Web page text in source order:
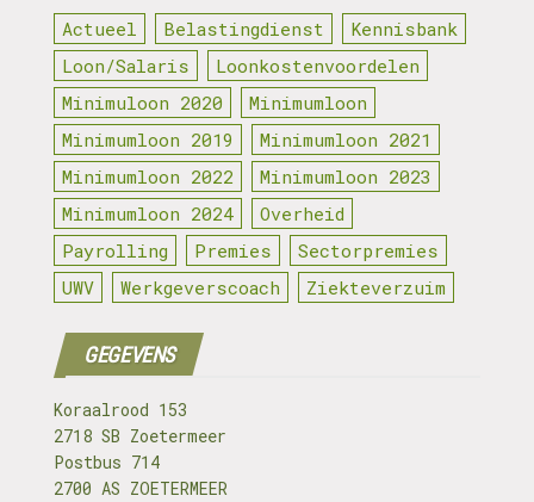
Actueel Belastingdienst
Kennisbank
Loon/Salaris
Loonkostenvoordelen
Minimuloon 2020
Minimumloon
Minimumloon 2019
Minimumloon 2021
Minimumloon 2022
Minimumloon 2023
Minimumloon 2024
Overheid
Payrolling
Premies
Sectorpremies
UWV
Werkgeverscoach Ziekteverzuim
GEGEVENS
Koraalrood 153
2718 SB Zoetermeer
Postbus 714
2700 AS ZOETERMEER